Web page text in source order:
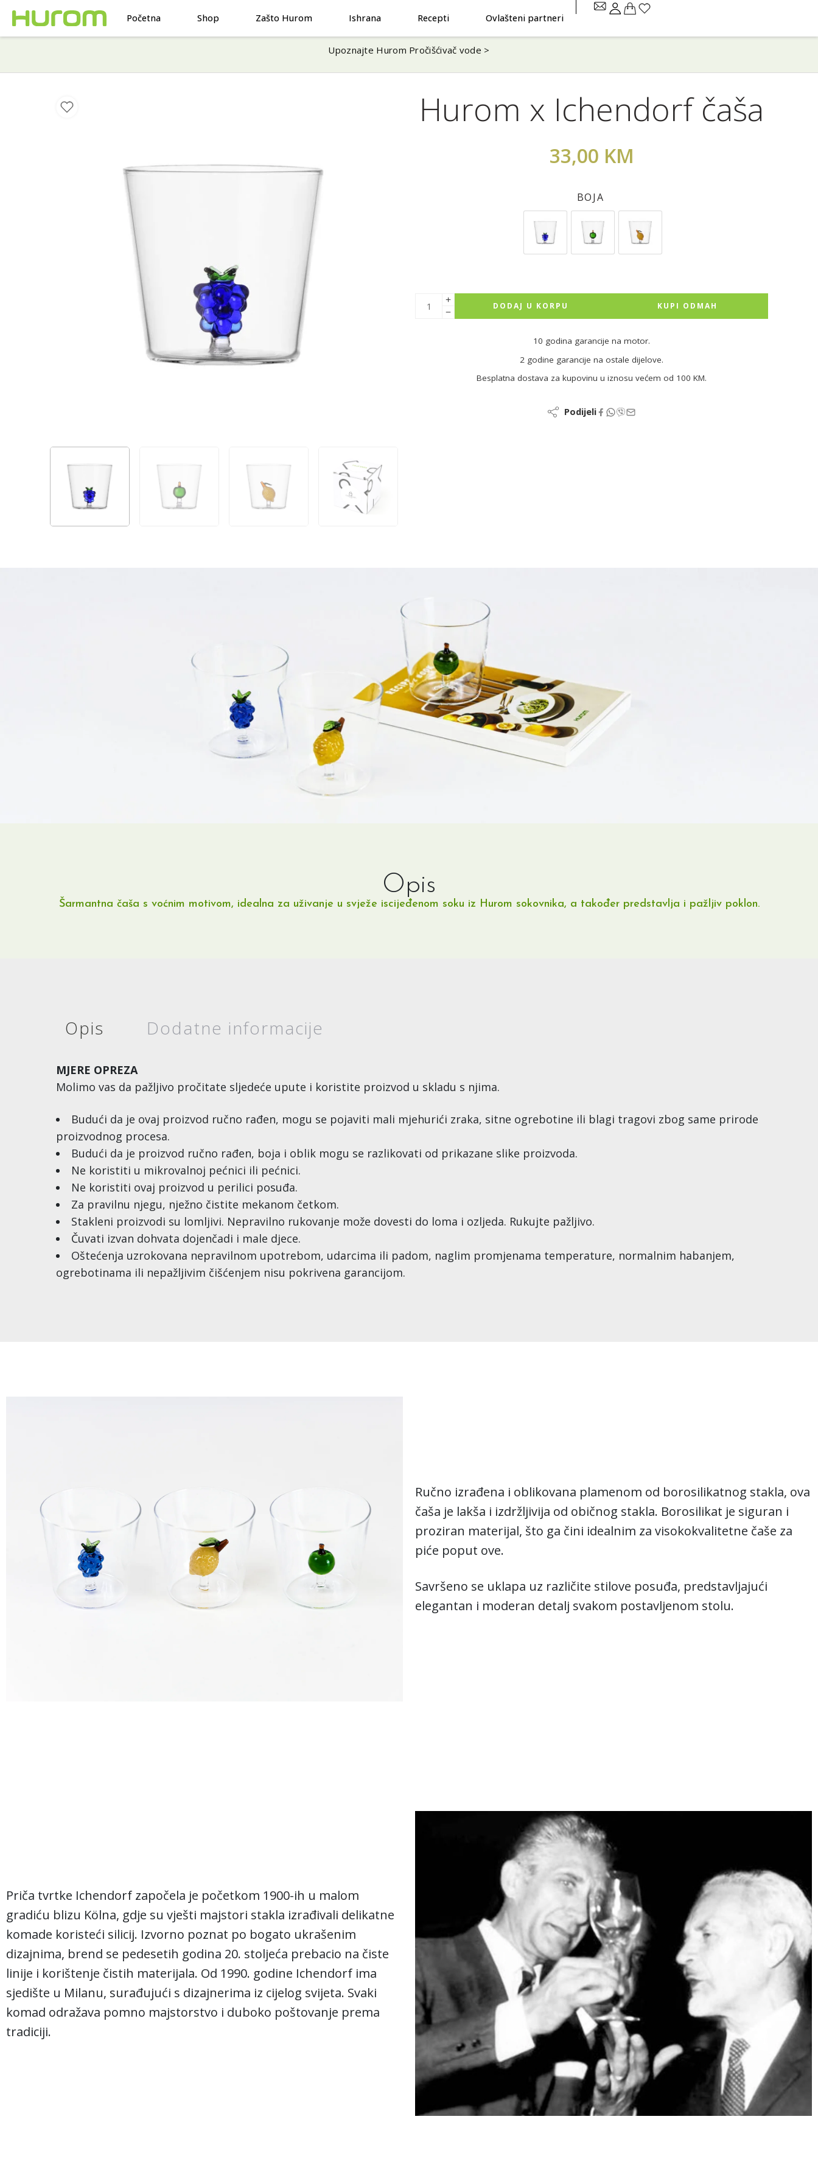
Početna Shop Zašto Hurom Ishrana Recepti Ovlašteni partneri
Upoznajte Hurom Pročišćivač vode >
Hurom x Ichendorf čaša
33,00 KM
BOJA
DODAJ U KORPU KUPI ODMAH
10 godina garancije na motor.
2 godine garancije na ostale dijelove.
Besplatna dostava za kupovinu u iznosu većem od 100 KM.
Podijeli
Opis
Šarmantna čaša s voćnim motivom, idealna za uživanje u svježe iscijeđenom soku iz Hurom sokovnika, a također predstavlja i pažljiv poklon.
Opis Dodatne informacije
MJERE OPREZA
Molimo vas da pažljivo pročitate sljedeće upute i koristite proizvod u skladu s njima.
Budući da je ovaj proizvod ručno rađen, mogu se pojaviti mali mjehurići zraka, sitne ogrebotine ili blagi tragovi zbog same prirode
proizvodnog procesa.
Budući da je proizvod ručno rađen, boja i oblik mogu se razlikovati od prikazane slike proizvoda.
Ne koristiti u mikrovalnoj pećnici ili pećnici.
Ne koristiti ovaj proizvod u perilici posuđa.
Za pravilnu njegu, nježno čistite mekanom četkom.
Stakleni proizvodi su lomljivi. Nepravilno rukovanje može dovesti do loma i ozljeda. Rukujte pažljivo.
Čuvati izvan dohvata dojenčadi i male djece.
Oštećenja uzrokovana nepravilnom upotrebom, udarcima ili padom, naglim promjenama temperature, normalnim habanjem,
ogrebotinama ili nepažljivim čišćenjem nisu pokrivena garancijom.
Ručno izrađena i oblikovana plamenom od borosilikatnog stakla, ova
čaša je lakša i izdržljivija od običnog stakla. Borosilikat je siguran i
proziran materijal, što ga čini idealnim za visokokvalitetne čaše za
piće poput ove.
Savršeno se uklapa uz različite stilove posuđa, predstavljajući
elegantan i moderan detalj svakom postavljenom stolu.
Priča tvrtke Ichendorf započela je početkom 1900-ih u malom
gradiću blizu Kölna, gdje su vješti majstori stakla izrađivali delikatne
komade koristeći silicij. Izvorno poznat po bogato ukrašenim
dizajnima, brend se pedesetih godina 20. stoljeća prebacio na čiste
linije i korištenje čistih materijala. Od 1990. godine Ichendorf ima
sjedište u Milanu, surađujući s dizajnerima iz cijelog svijeta. Svaki
komad odražava pomno majstorstvo i duboko poštovanje prema
tradiciji.